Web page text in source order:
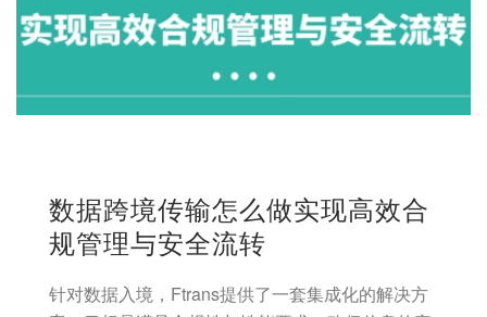
数据跨境传输怎么做实现高效合
规管理与安全流转
针对数据入境，Ftrans提供了一套集成化的解决方